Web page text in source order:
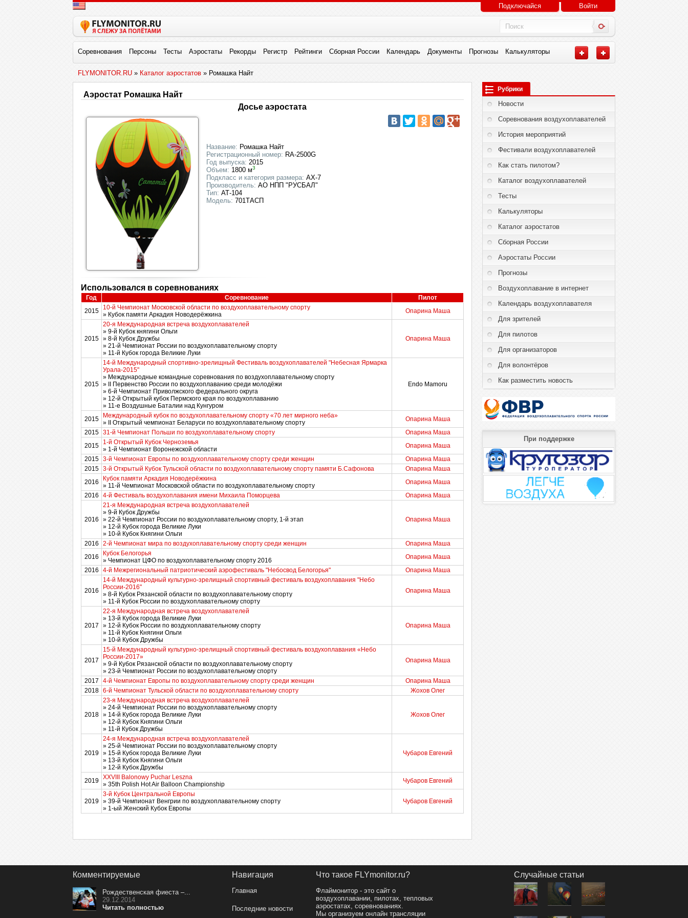
Подключайся Войти
Соревнования Персоны Тесты Аэростаты Рекорды Регистр Рейтинги Сборная России Календарь Документы Прогнозы Калькуляторы
FLYMONITOR.RU » Каталог аэростатов » Ромашка Найт
Аэростат Ромашка Найт
Досье аэростата
Название: Ромашка Найт
Регистрационный номер: RA-2500G
Год выпуска: 2015
Объем: 1800 м3
Подкласс и категория размера: AX-7
Производитель: АО НПП "РУСБАЛ"
Тип: АТ-104
Модель: 701ТАСП
Использовался в соревнованиях
Год Соревнование
Пилот
2015
10-й Чемпионат Московской области по воздухоплавательному спорту
» Кубок памяти Аркадия Новодерёжкина
Опарина Маша
2015
20-я Международная встреча воздухоплавателей
» 9-й Кубок княгини Ольги
» 8-й Кубок Дружбы
» 21-й Чемпионат России по воздухоплавательному спорту
» 11-й Кубок города Великие Луки
Опарина Маша
2015
14-й Международный спортивно-зрелищный Фестиваль воздухоплавателей "Небесная Ярмарка
Урала-2015"
» Международные командные соревнования по воздухоплавательному спорту
» II Первенство России по воздухоплаванию среди молодёжи
» 6-й Чемпионат Приволжского федерального округа
» 12-й Открытый кубок Пермского края по воздухоплаванию
» 11-е Воздушные Баталии над Кунгуром
Endo Mamoru
2015
Международный кубок по воздухоплавательному спорту «70 лет мирного неба»
» II Открытый чемпионат Беларуси по воздухоплавательному спорту
Опарина Маша
2015
31-й Чемпионат Польши по воздухоплавательному спорту
Опарина Маша
2015
1-й Открытый Кубок Черноземья
» 1-й Чемпионат Воронежской области
Опарина Маша
2015
3-й Чемпионат Европы по воздухоплавательному спорту среди женщин
Опарина Маша
2015
3-й Открытый Кубок Тульской области по воздухоплавательному спорту памяти Б.Сафонова
Опарина Маша
2016
Кубок памяти Аркадия Новодерёжкина
» 11-й Чемпионат Московской области по воздухоплавательному спорту
Опарина Маша
2016
4-й Фестиваль воздухоплавания имени Михаила Поморцева Опарина Маша
2016
21-я Международная встреча воздухоплавателей
» 9-й Кубок Дружбы
» 22-й Чемпионат России по воздухоплавательному спорту, 1-й этап
» 12-й Кубок города Великие Луки
» 10-й Кубок Княгини Ольги
Опарина Маша
2016 2-й Чемпионат мира по воздухоплавательному спорту среди женщин
Опарина Маша
2016
Кубок Белогорья
» Чемпионат ЦФО по воздухоплавательному спорту 2016
Опарина Маша
2016
4-й Межрегиональный патриотический аэрофестиваль "Небосвод Белогорья" Опарина Маша
2016
14-й Международный культурно-зрелищный спортивный фестиваль воздухоплавания "Небо
России-2016"
» 8-й Кубок Рязанской области по воздухоплавательному спорту
» 11-й Кубок России по воздухоплавательному спорту
Опарина Маша
2017
22-я Международная встреча воздухоплавателей
» 13-й Кубок города Великие Луки
» 12-й Кубок России по воздухоплавательному спорту
» 11-й Кубок Княгини Ольги
» 10-й Кубок Дружбы
Опарина Маша
2017
15-й Международный культурно-зрелищный спортивный фестиваль воздухоплавания «Небо
России-2017»
» 9-й Кубок Рязанской области по воздухоплавательному спорту
» 23-й Чемпионат России по воздухоплавательному спорту
Опарина Маша
2017 4-й Чемпионат Европы по воздухоплавательному спорту среди женщин
Опарина Маша
2018
6-й Чемпионат Тульской области по воздухоплавательному спорту Жохов Олег
2018
23-я Международная встреча воздухоплавателей
» 24-й Чемпионат России по воздухоплавательному спорту
» 14-й Кубок города Великие Луки
» 12-й Кубок Княгини Ольги
» 11-й Кубок Дружбы
Жохов Олег
2019
24-я Международная встреча воздухоплавателей
» 25-й Чемпионат России по воздухоплавательному спорту
» 15-й Кубок города Великие Луки
» 13-й Кубок Княгини Ольги
» 12-й Кубок Дружбы
Чубаров Евгений
2019
XXVIII Balonowy Puchar Leszna
» 35th Polish Hot Air Balloon Championship
Чубаров Евгений
2019
3-й Кубок Центральной Европы
» 39-й Чемпионат Венгрии по воздухоплавательному спорту
» 1-ый Женский Кубок Европы
Чубаров Евгений
Рубрики
Новости
Соревнования воздухоплавателей
История мероприятий
Фестивали воздухоплавателей
Как стать пилотом?
Каталог воздухоплавателей
Тесты
Калькуляторы
Каталог аэростатов
Сборная России
Аэростаты России
Прогнозы
Воздухоплавание в интернет
Календарь воздухоплавателя
Для зрителей
Для пилотов
Для организаторов
Для волонтёров
Как разместить новость
При поддержке
Комментируемые
Рождественская фиеста –...
29.12.2014
Читать полностью
Навигация
Главная
Последние новости
Что такое FLYmonitor.ru?
Флаймонитор - это сайт о
воздухоплавании, пилотах, тепловых
аэростатах, соревнованиях.
Мы организуем онлайн трансляции
Случайные статьи